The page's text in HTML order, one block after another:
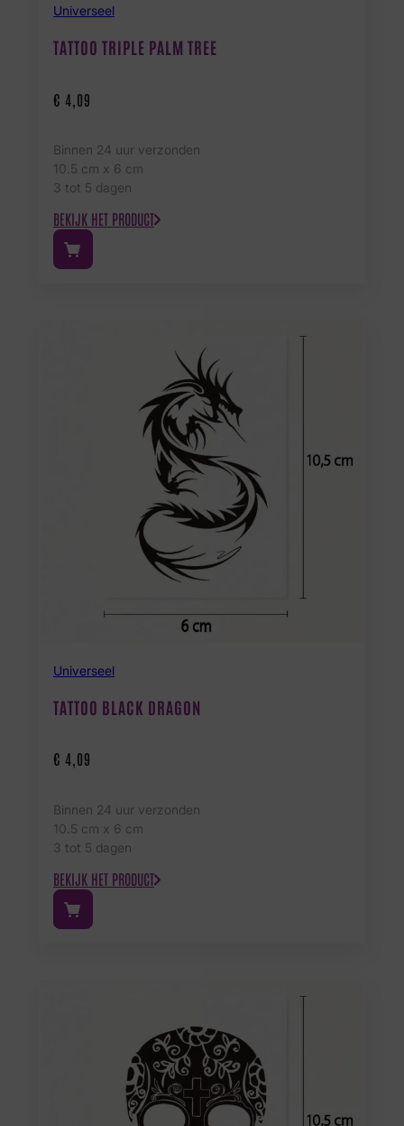
Universeel
TATTOO TRIPLE PALM TREE
€ 4,09
Binnen 24 uur verzonden
10.5 cm x 6 cm
3 tot 5 dagen
BEKIJK HET PRODUCT
Universeel
TATTOO BLACK DRAGON
€ 4,09
Binnen 24 uur verzonden
10.5 cm x 6 cm
3 tot 5 dagen
BEKIJK HET PRODUCT